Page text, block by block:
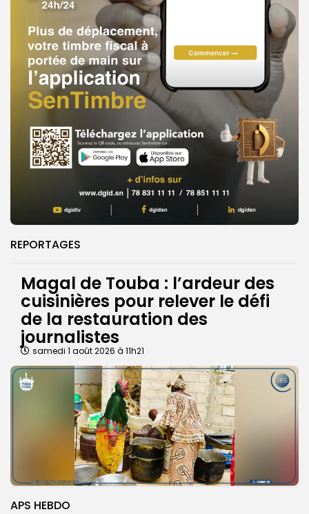
REPORTAGES
Magal de Touba : l’ardeur des
cuisinières pour relever le défi
de la restauration des
journalistes
samedi 1 août 2026 à 11h21
APS HEBDO